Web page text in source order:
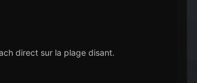
direct sur la plage disant.